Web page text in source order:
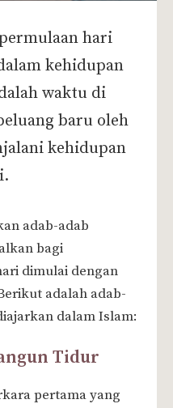
hari
kehidupan
waktu di
baru oleh
kehidupan
adab-adab
bagi
dimulai dengan
adalah adab-
dalam Islam:
Tidur
pertama yang